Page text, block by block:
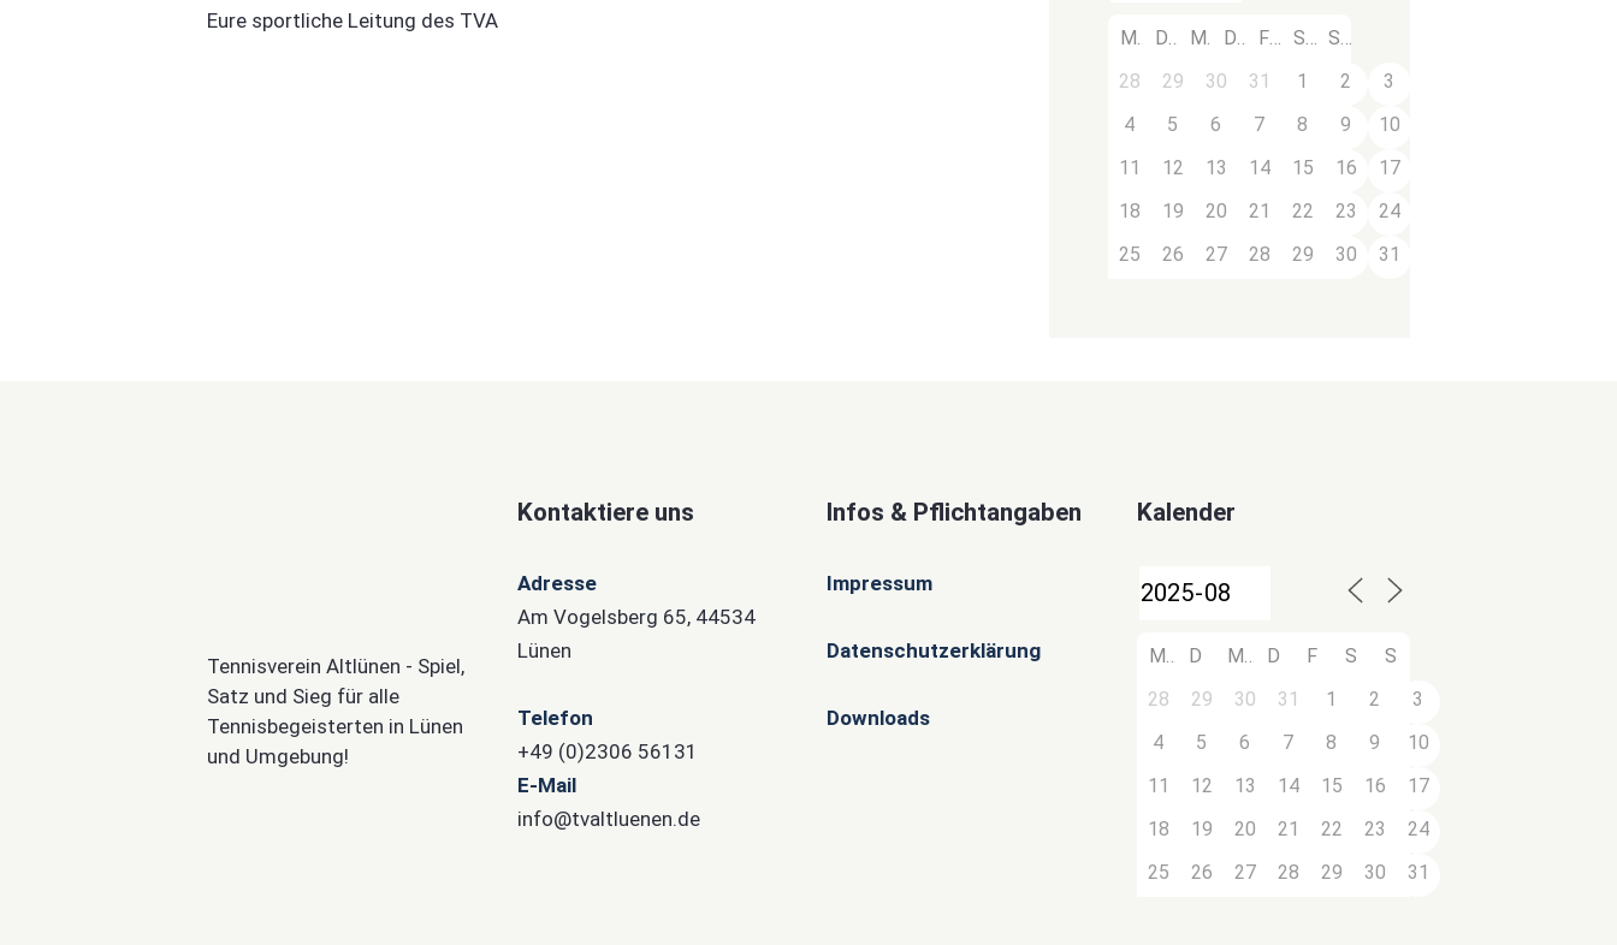
Eure sportliche Leitung des TVA
M D M D F S
S
28
29 30 31 1 2
3
4
5 6 7 8 9
10
11
12 13 14 15 16
17
18
19 20 21 22 23
24
25
26 27 28 29 30 31
Tennisverein Altlünen - Spiel,
Satz und Sieg für alle
Tennisbegeisterten in Lünen
und Umgebung!
Kontaktiere uns
Adresse
Am Vogelsberg 65, 44534
Lünen
Telefon
+49 (0)2306 56131
E-Mail
info@tvaltluenen.de
Infos & Pflichtangaben
Impressum
Datenschutzerklärung
Downloads
Kalender
M D M D F S
S
28
29 30 31 1 2
3
4
5 6 7 8 9
10
11
12 13 14 15 16
17
18
19 20 21 22 23
24
25
26 27 28 29 30 31